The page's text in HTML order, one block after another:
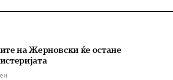
на Жерновски ќе остане